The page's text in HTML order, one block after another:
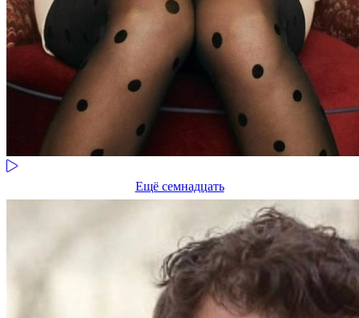
Ещё семнадцать